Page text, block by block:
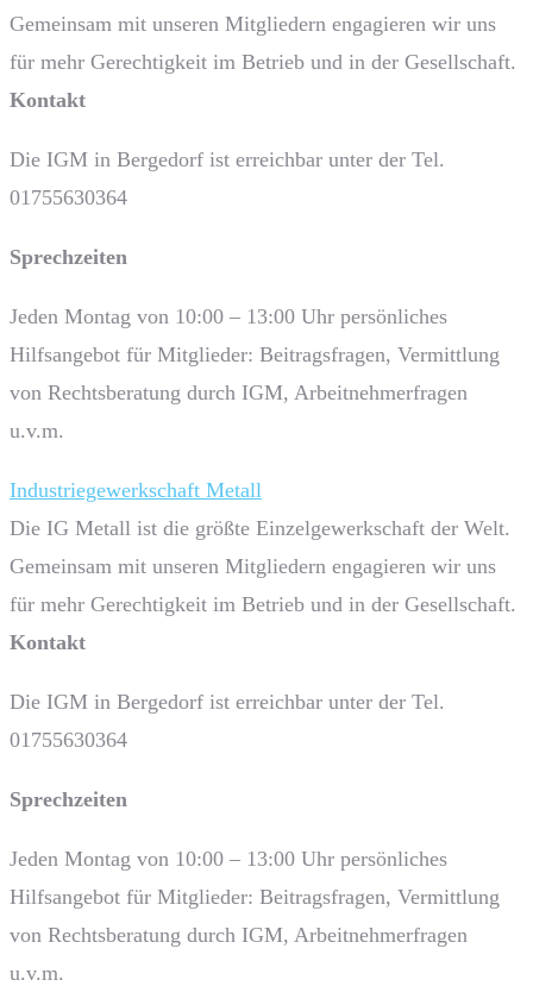
Gemeinsam mit unseren Mitgliedern engagieren wir uns
für mehr Gerechtigkeit im Betrieb und in der Gesellschaft.
Kontakt
Die IGM in Bergedorf ist erreichbar unter der Tel.
01755630364
Sprech­zeiten
Jeden Montag von 10:00 – 13:00 Uhr persönliches
Hilfsangebot für Mitglieder: Beitragsfragen, Vermittlung
von Rechtsberatung durch IGM, Arbeitnehmerfragen
u.v.m.
Industriegewerkschaft Metall
Die IG Metall ist die größte Einzelgewerkschaft der Welt.
Gemeinsam mit unseren Mitgliedern engagieren wir uns
für mehr Gerechtigkeit im Betrieb und in der Gesellschaft.
Kontakt
Die IGM in Bergedorf ist erreichbar unter der Tel.
01755630364
Sprech­zeiten
Jeden Montag von 10:00 – 13:00 Uhr persönliches
Hilfsangebot für Mitglieder: Beitragsfragen, Vermittlung
von Rechtsberatung durch IGM, Arbeitnehmerfragen
u.v.m.